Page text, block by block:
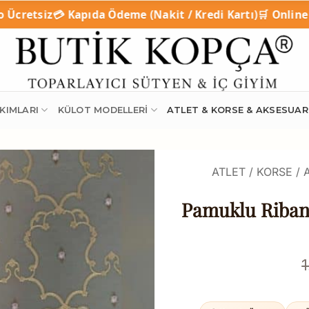
(Nakit / Kredi Kartı)🛒 Online Taksitli Alışveriş
KÜLOT MODELLERI ATLET & KORSE & AKSESUAR
ATLET / KORSE /
Pamuklu